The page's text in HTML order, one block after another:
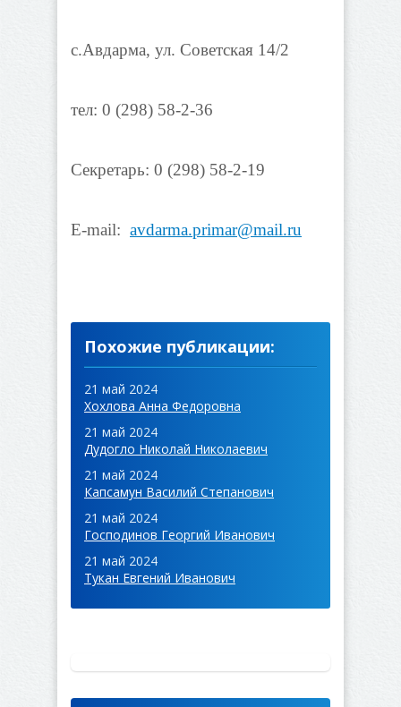
с.Авдарма, ул. Советская 14/2
тел: 0 (298) 58-2-36
Секретарь: 0 (298) 58-2-19
E-mail: avdarma.primar@mail.ru
Похожие публикации:
21 май 2024
Хохлова Анна Федоровна
21 май 2024
Дудогло Николай Николаевич
21 май 2024
Капсамун Василий Степанович
21 май 2024
Господинов Георгий Иванович
21 май 2024
Тукан Евгений Иванович